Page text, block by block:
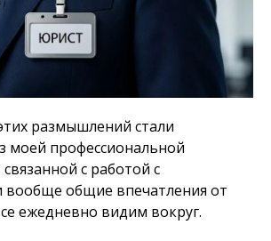
размышлений стали
моей профессиональной
с работой с
вообще общие впечатления от
ежедневно видим вокруг.